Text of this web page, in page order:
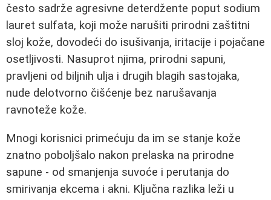
često sadrže agresivne deterdžente poput sodium
lauret sulfata, koji može narušiti prirodni zaštitni
sloj kože, dovodeći do isušivanja, iritacije i pojačane
osetljivosti. Nasuprot njima, prirodni sapuni,
pravljeni od biljnih ulja i drugih blagih sastojaka,
nude delotvorno čišćenje bez narušavanja
ravnoteže kože.
Mnogi korisnici primećuju da im se stanje kože
znatno poboljšalo nakon prelaska na prirodne
sapune - od smanjenja suvoće i perutanja do
smirivanja ekcema i akni. Ključna razlika leži u